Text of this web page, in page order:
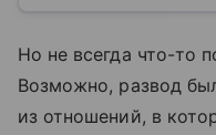
Но не всегда что-то
Возможно, развод
из отношений, в